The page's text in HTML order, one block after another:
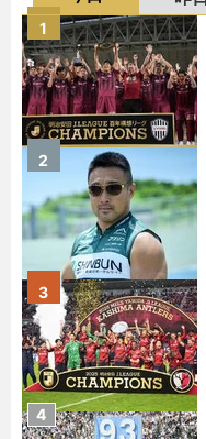
1
2
3
4